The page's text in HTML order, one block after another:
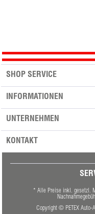
SHOP SERVICE
INFORMATIONEN
UNTERNEHMEN
KONTAKT
* Alle Preise inkl. gesetzl.
Copyright © PETEX Auto-